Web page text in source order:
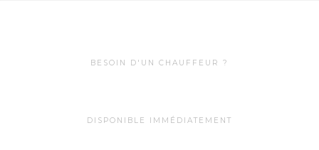
BESOIN D'UN CHAUFFEUR ?
DISPONIBLE IMMÉDIATEMENT